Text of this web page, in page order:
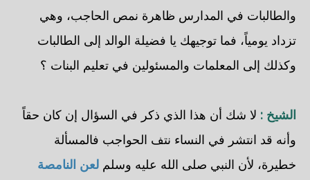
والطالبات في المدارس ظاهرة نمص الحاجب، وهي
تزداد يومياً، فما توجيهك يا فضيلة الوالد إلى الطالبات
وكذلك إلى المعلمات والمسئولين في تعليم البنات ؟
الشيخ : لا شك أن هذا الذي ذكر في السؤال إن كان حقاً
وأنه قد انتشر في النساء نتف الحواجب فالمسألة
خطيرة، لأن النبي صلى الله عليه وسلم لعن النامصة